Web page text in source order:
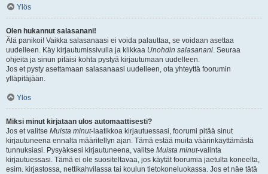
Ylös
Olen hukannut salasanani!
Älä panikoi! Vaikka salasanaasi ei voida palauttaa, se voidaan asettaa
uudelleen. Käy kirjautumissivulla ja klikkaa Unohdin salasanani. Seuraa
ohjeita ja sinun pitäisi kohta pystyä kirjautumaan uudelleen.
Jos et pysty asettamaan salasanaasi uudelleen, ota yhteyttä foorumin
ylläpitäjään.
Ylös
Miksi minut kirjataan ulos automaattisesti?
Jos et valitse Muista minut-laatikkoa kirjautuessasi, foorumi pitää sinut
kirjautuneena ennalta määritellyn ajan. Tämä estää muita väärinkäyttämästä
tunnuksiasi. Pysyäksesi kirjautuneena, valitse Muista minut-valinta
kirjautuessasi. Tämä ei ole suositeltavaa, jos käytät foorumia jaetulta koneelta,
esim. kirjastossa, nettikahvilassa tai koulun tietokoneluokassa. Jos et näe tätä